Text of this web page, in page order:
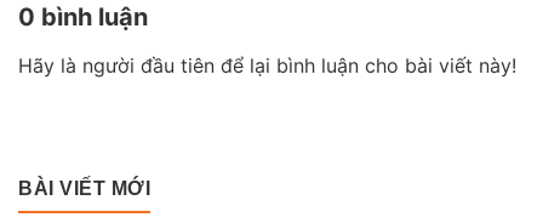
0 bình luận
Hãy là người đầu tiên để lại bình luận cho bài viết này!
BÀI VIẾT MỚI